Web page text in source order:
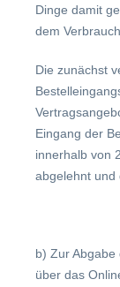
Dinge damit
dem
Die zunächst
Eingang der
innerhalb von
abgelehnt und
b) Zur Abgabe
über das